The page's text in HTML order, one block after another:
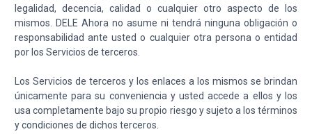
legalidad, decencia, calidad o cualquier otro aspecto de los
mismos. DELE Ahora no asume ni tendrá ninguna obligación o
responsabilidad ante usted o cualquier otra persona o entidad
por los Servicios de terceros.
Los Servicios de terceros y los enlaces a los mismos se brindan
únicamente para su conveniencia y usted accede a ellos y los
usa completamente bajo su propio riesgo y sujeto a los términos
y condiciones de dichos terceros.